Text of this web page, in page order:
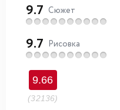
9.7 Сюжет
9.7 Рисовка
9.66
(32136)